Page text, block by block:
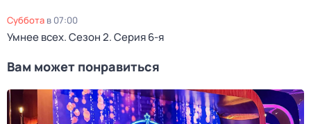
суббота в 07:00
Умнее всех. Сезон 2. Серия 6-я
Вам может понравиться